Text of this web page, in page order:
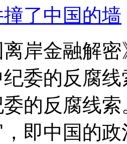
了中国的墙
岸金融解
委的反腐
的反腐线
即中国的